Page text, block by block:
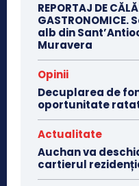
REPORTAJ DE
alb din
Muravera
Opinii
Decuplarea de
oportunitate
Actualitate
Auchan va
cartierul